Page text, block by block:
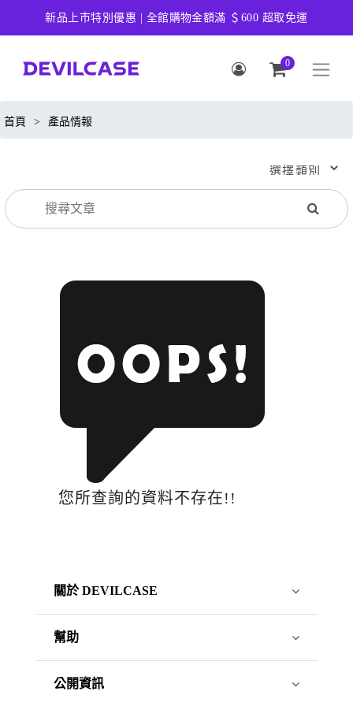
新品上市特別優惠 | 全館購物金額滿 ＄600 超取免運
0
首頁 > 產品情報
您所查詢的資料不存在!!
關於 DEVILCASE
幫助
公開資訊